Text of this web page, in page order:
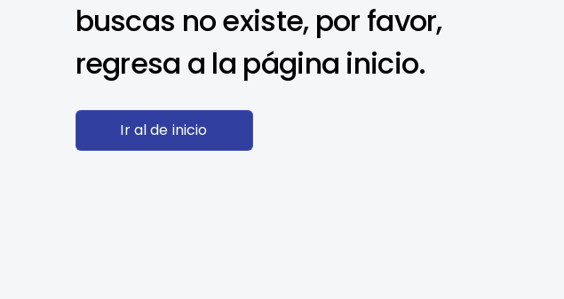
buscas no existe, por favor,
regresa a la página inicio.
Ir al de inicio